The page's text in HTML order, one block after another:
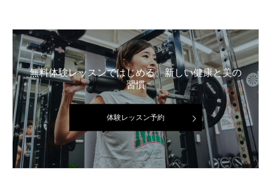
無料体験レッスンではじめる、新しい健康と美の
習慣
体験レッスン予約